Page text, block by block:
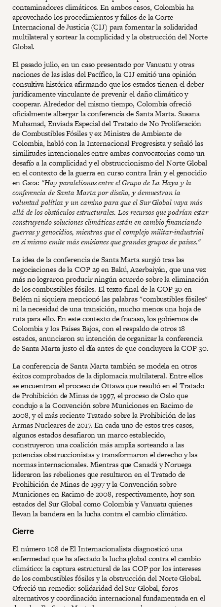
contaminadores climáticos. En ambos casos, Colombia ha
aprovechado los procedimientos y fallos de la Corte
Internacional de Justicia (CIJ) para fomentar la solidaridad
multilateral y sortear la complicidad y la obstrucción del Norte
Global.
El pasado julio, en un caso presentado por Vanuatu y otras
naciones de las islas del Pacífico, la CIJ emitió una opinión
consultiva histórica afirmando que los estados tienen el deber
jurídicamente vinculante de prevenir el daño climático y
cooperar. Alrededor del mismo tiempo, Colombia ofreció
oficialmente albergar la conferencia de Santa Marta. Susana
Muhamad, Enviada Especial del Tratado de No Proliferación
de Combustibles Fósiles y ex Ministra de Ambiente de
Colombia, habló con la Internacional Progresista y señaló las
similitudes intencionales entre ambas convocatorias como un
desafío a la complicidad y el obstruccionismo del Norte Global
en el contexto de la guerra en curso contra Irán y el genocidio
en Gaza:"Hay paralelismos entre el Grupo de La Haya y la
conferencia de Santa Marta por diseño, y demuestran la
voluntad política y un camino para que el Sur Global vaya más
allá de los obstáculos estructurales. Los recursos que podrían estar
construyendo soluciones climáticas están en cambio financiando
guerras y genocidios, mientras que el complejo militar-industrial
en sí mismo emite más emisiones que grandes grupos de países."
La idea de la conferencia de Santa Marta surgió tras las
negociaciones de la COP 29 en Bakú, Azerbaiyán, que una vez
más no lograron producir ningún acuerdo sobre la eliminación
de los combustibles fósiles. El texto final de la COP 30 en
Belém ni siquiera mencionó las palabras "combustibles fósiles"
ni la necesidad de una transición, mucho menos una hoja de
ruta para ello. En este contexto de fracaso, los gobiernos de
Colombia y los Países Bajos, con el respaldo de otros 18
estados, anunciaron su intención de organizar la conferencia
de Santa Marta justo el día antes de que concluyera la COP 30.
La conferencia de Santa Marta también se modela en otros
éxitos comprobados de la diplomacia multilateral. Entre ellos
se encuentran el proceso de Ottawa que resultó en el Tratado
de Prohibición de Minas de 1997, el proceso de Oslo que
condujo a la Convención sobre Municiones en Racimo de
2008, y el más reciente Tratado sobre la Prohibición de las
Armas Nucleares de 2017. En cada uno de estos tres casos,
algunos estados desafiaron un marco establecido,
construyeron una coalición más amplia sorteando a las
potencias obstruccionistas y transformaron el derecho y las
normas internacionales. Mientras que Canadá y Noruega
lideraron las rebeliones que resultaron en el Tratado de
Prohibición de Minas de 1997 y la Convención sobre
Municiones en Racimo de 2008, respectivamente, hoy son
estados del Sur Global como Colombia y Vanuatu quienes
llevan la bandera en la lucha contra el cambio climático.
Cierre
El número 108 de El Internacionalista diagnosticó una
enfermedad que ha afectado la lucha global contra el cambio
climático: la captura estructural de las COP por los intereses
de los combustibles fósiles y la obstrucción del Norte Global.
Ofreció un remedio: solidaridad del Sur Global, foros
alternativos y coordinación internacional fundamentada en el